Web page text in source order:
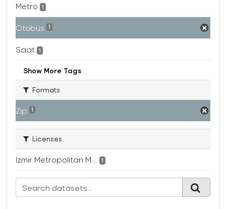
Metro 1
Otobüs 1
Saat 1
Show More Tags
Formats
Zip 1
Licenses
Izmir Metropolitan M... 1